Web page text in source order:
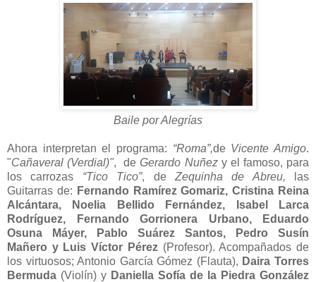
Baile por Alegrías
Ahora interpretan el programa: “Roma”,de Vicente Amigo.
"Cañaveral (Verdial)", deGerardo Nuñezy el famoso, para
los carrozas “Tico Tico”, de Zequinha de Abreu, las
Guitarras de: Fernando Ramírez Gomariz, Cristina Reina
Alcántara, Noelia Bellido Fernández, Isabel Larca
Rodríguez, Fernando Gorrionera Urbano, Eduardo
Osuna Máyer, Pablo Suárez Santos, Pedro Susín
Mañero y Luis Víctor Pérez(Profesor). Acompañados de
los virtuosos; Antonio García Gómez (Flauta), Daira Torres
Bermuda (Violín) y Daniella Sofía de la Piedra González